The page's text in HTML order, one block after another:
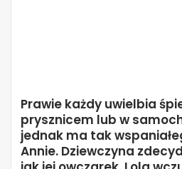
Prawie każdy uwielbia
prysznicem lub w
jednak ma tak
Annie. Dziewczyna